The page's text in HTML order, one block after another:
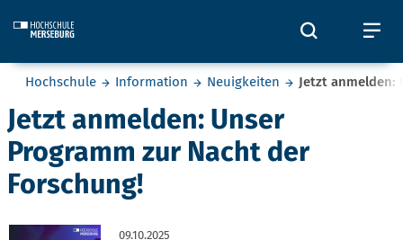
Öffnet
Sie befinden sich hier:
Hochschule Information Neuigkeiten Jetzt anmelden:
Jetzt anmelden: Unser
Programm zur Nacht der
Forschung!
09.10.2025